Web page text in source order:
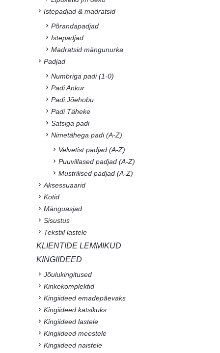
Istepadjad & madratsid
Põrandapadjad
Istepadjad
Madratsid mängunurka
Padjad
Numbriga padi (1-0)
Padi Ankur
Padi Jõehobu
Padi Täheke
Satsiga padi
Nimetähega padi (A-Z)
Velvetist padjad (A-Z)
Puuvillased padjad (A-Z)
Mustrilised padjad (A-Z)
Aksessuaarid
Kotid
Mänguasjad
Sisustus
Tekstiil lastele
KLIENTIDE LEMMIKUD
KINGIIDEED
Jõulukingitused
Kinkekomplektid
Kingiideed emadepäevaks
Kingiideed katsikuks
Kingiideed lastele
Kingiideed meestele
Kingiideed naistele